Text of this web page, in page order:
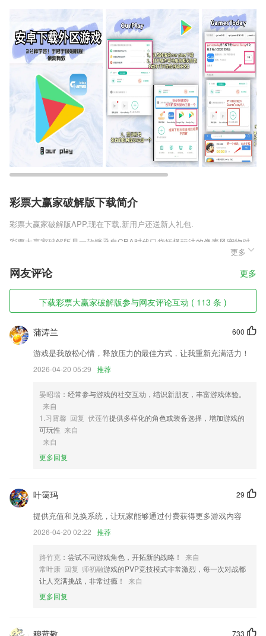
彩票大赢家破解版下载简介
彩票大赢家破解版APP,现在下载,新用户还送新人礼包.
彩票大赢家破解版是一款继承自GBA时代口袋妖怪玩法的像素风宠物对
战手游。游戏中玩家可以在宠物森林中自由捕捉各种宠物进行培养进化，
还可以完成各种惊险有趣的冒险任务。道馆训练家正式版v1.0.0.1的PVP
方面完美还原宠物小精灵中的BO3对战，每个玩家最多可以出战三名小精
灵，击败对手即可胜利。感兴趣的朋友快来趣趣手游网下载体验吧。
彩票大赢家破解版软件特色
1,没见过视频中还能使用动漫滤镜、Animoji面具，道具贴纸吧，告别尬
聊，让视频通话个性十足，生动有趣。
2,更有全国各地方言听书模式，乐趣无穷
3,汇聚海量货源，实时更新，随时随地找货配货拉货更高效；
4,艺术滤镜：专业滤镜库，各种精美滤镜效果一键美化！
5,魅力高定口红，千遍万化，拒绝妥协，优质使用。
6,紧急通知2265紧急提醒，一分钟传递给所有人；
彩票大赢家破解版软件优势
2.模拟考试的方式也很全面化，随时随地来练习，让您省心又省力，过程
快捷；
3.细分学习阶段，难度螺旋式上升；
5.单绘本多音频：朗读版、歌唱版、跟读版等。
6.在课堂上，新东方名师讲解做各种类型问题的技巧。
彩票大赢家破解版更新了什么?
更多
网友评论 更多
下载彩票大赢家破解版参与网友评论互动 ( 113 条 )
600
蒲涛兰
游戏是我放松心情，释放压力的最佳方式，让我重新充满活力！
2026-04-20 05:29 推荐
晏昭瑞 ：经常参与游戏的社交互动，结识新朋友，丰富游戏体验。
来自
1.习霄馨 回复 伏莲竹提供多样化的角色或装备选择，增加游戏的
可玩性 来自
来自
更多回复
29
叶霭玛
提供充值和兑换系统，让玩家能够通过付费获得更多游戏内容
2026-04-20 02:22 推荐
路竹克 ：尝试不同游戏角色，开拓新的战略！
来自
常叶康 回复 师初融游戏的PVP竞技模式非常激烈，每一次对战都
让人充满挑战，非常过瘾！
来自
更多回复
733
穆苛敬